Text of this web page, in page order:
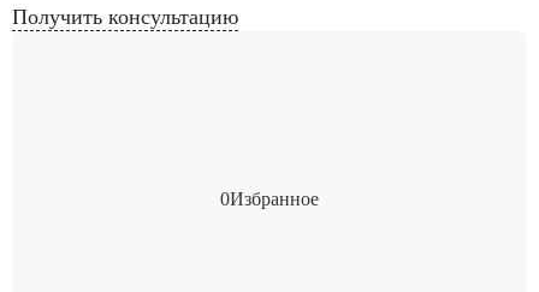
Получить консультацию
0Избранное